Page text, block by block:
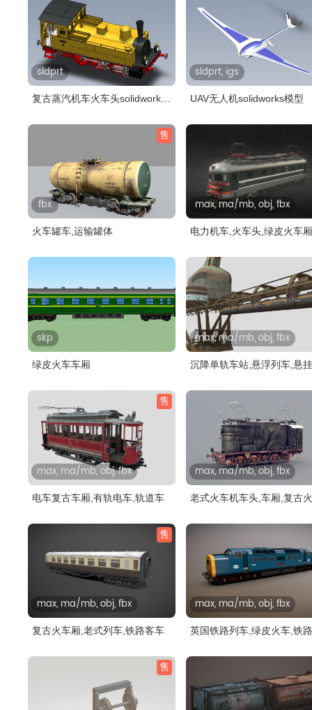
sldprt
复古蒸汽机车火车头solidworks
sldprt, igs
UAV无人机solidworks模型
售
fbx
火车罐车,运输罐体
max, ma/mb, obj, fbx
电力机车,火车头,绿皮火车厢
skp
绿皮火车车厢
max, ma/mb, obj, fbx
沉降单轨车站,悬浮列车,悬
售
max, ma/mb, obj, fbx
电车复古车厢,有轨电车,轨道车
max, ma/mb, obj, fbx
老式火车机车头,车厢,复古
售
max, ma/mb, obj, fbx
复古火车厢,老式列车,铁路客车
max, ma/mb, obj, fbx
英国铁路列车,绿皮火车,铁
售